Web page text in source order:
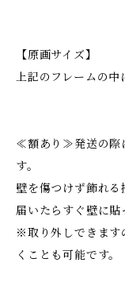
【原画サイズ】
上記のフレームの中
≪額あり≫発送の際
す。
壁を傷つけず飾れる
届いたらすぐ壁に貼
※取り外しできます
くことも可能です。